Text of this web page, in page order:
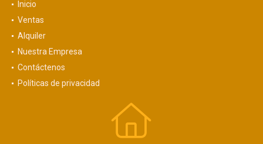
Inicio
Ventas
Alquiler
Nuestra Empresa
Contáctenos
Políticas de privacidad